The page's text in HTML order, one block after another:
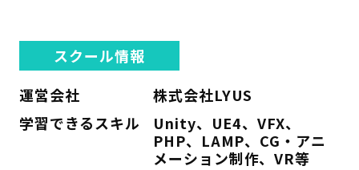
スクール情報
運営会社
株式会社LYUS
学習できるスキル
Unity、UE4、VFX、
PHP、LAMP、CG・アニ
メーション制作、VR等